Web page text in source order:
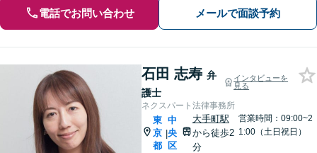
電話でお問い合わせ メールで面談予約
石田 志寿 弁
護士
インタビューを
見る
ネクスパート法律事務所
東
京
都
|
中
央
区
大手町駅
から徒歩2
分
営業時間：09:00~2
1:00（土日祝日）